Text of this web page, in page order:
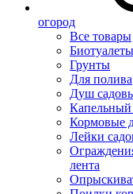
огород
Все товары
Грунты
Для полива
Душ
Капельный
Кормовые
Лейки
лента